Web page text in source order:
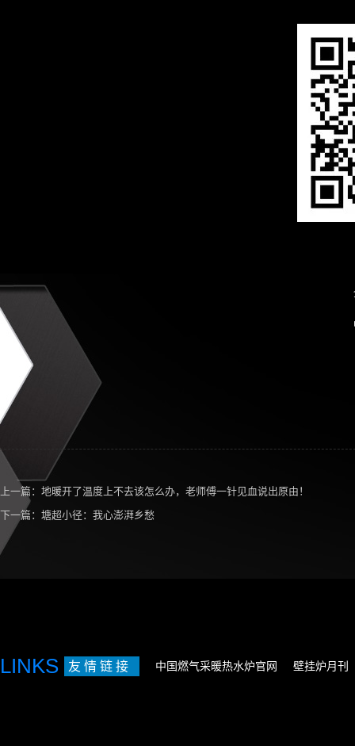
上一篇： 地暖开了温度上不去该怎么办，老师傅一针见血说出原由！
下一篇： 塘超小径：我心澎湃乡愁
LINKS 友 情 链 接 中国燃气采暖热水炉官网 壁挂炉月刊